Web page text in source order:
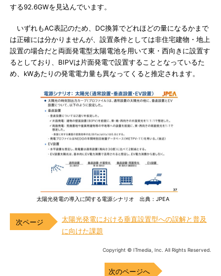
する92.6GWを見込んでいます。
いずれもAC表記のため、DC換算でどれほどの量になるかまで
は正確には分かりませんが、設置条件としては非住宅建物・地上
設置の場合だと両面発電型太陽電池を用いて東・西向きに設置す
るとしており、BIPVは片面発電で設置することとなっているた
め、kWあたりの発電電力量も異なってくると推定されます。
太陽光発電の導入に関する電源シナリオ 出典：JPEA
太陽光発電における垂直設置型への誤解と普及
に向けた課題
Copyright © ITmedia, Inc. All Rights Reserved.
次のページへ